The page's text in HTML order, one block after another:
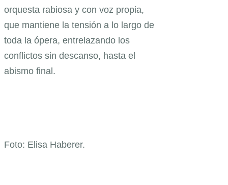
orquesta rabiosa y con voz propia,
que mantiene la tensión a lo largo de
toda la ópera, entrelazando los
conflictos sin descanso, hasta el
abismo final.
Foto: Elisa Haberer.